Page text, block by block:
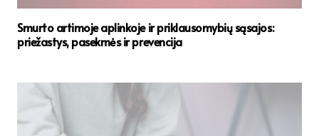
Smurto artimoje aplinkoje ir priklausomybių sąsajos:
priežastys, pasekmės ir prevencija